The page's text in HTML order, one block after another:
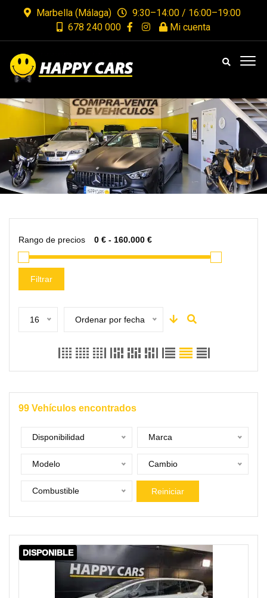
Marbella (Málaga)
9:30–14:00 / 16:00–19:00
678 240 000
Mi cuenta
Rango de precios
Filtrar
16 Ordenar por fecha
99 Vehículos encontrados
Disponibilidad Marca
Modelo Cambio
Combustible Reiniciar
DISPONIBLE